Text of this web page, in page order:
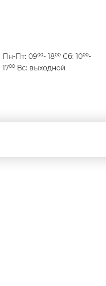
Пн-Пт: 09⁰⁰- 18⁰⁰ Сб: 10⁰⁰-
17⁰⁰ Вс: выходной